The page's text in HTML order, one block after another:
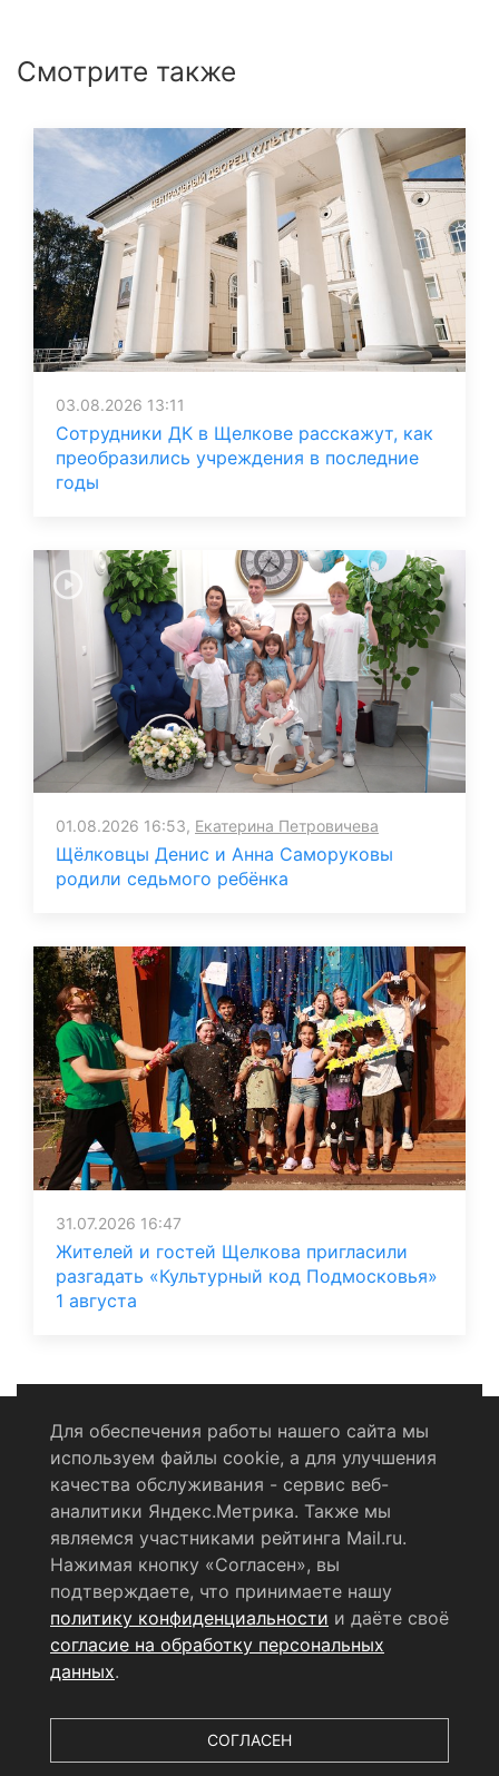
Смотрите также
03.08.2026 13:11
Сотрудники ДК в Щелкове расскажут, как
преобразились учреждения в последние
годы
01.08.2026 16:53, Екатерина Петровичева
Щёлковцы Денис и Анна Саморуковы
родили седьмого ребёнка
31.07.2026 16:47
Жителей и гостей Щелкова пригласили
разгадать «Культурный код Подмосковья»
1 августа
Политика конфиденциальности
Согласие на обработку персональных данных
RSS-лента
© 2004 - 2026 Сетевое издание Щёлковское ТВ.
Свидетельство о регистрации СМИ
ЭЛ № ФС 77 - 79754 от 07.12.2020 г.
технологий и массовых коммуникаций (РОСКОМНАДЗОР).
Для обеспечения работы нашего сайта мы
используем файлы cookie, а для улучшения
качества обслуживания - сервис веб-
аналитики Яндекс.Метрика. Также мы
являемся участниками рейтинга Mail.ru.
Нажимая кнопку «Согласен», вы
подтверждаете, что принимаете нашу
политику конфиденциальности и даёте своё
согласие на обработку персональных
данных.
СОГЛАСЕН